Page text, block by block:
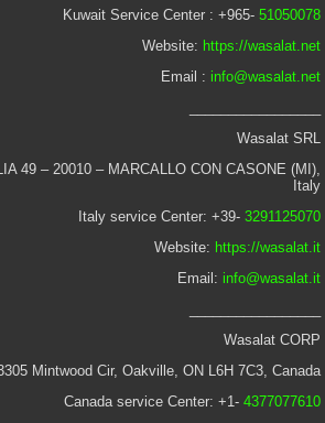
Kuwait Service Center : +965- 51050078
Website: https://wasalat.net
Email : info@wasalat.net
Wasalat SRL
49 – 20010 – MARCALLO CON CASONE (MI),
Italy
Italy service Center: +39- 3291125070
Website: https://wasalat.it
Email: info@wasalat.it
Wasalat CORP
Mintwood Cir, Oakville, ON L6H 7C3, Canada
Canada service Center: +1- 4377077610